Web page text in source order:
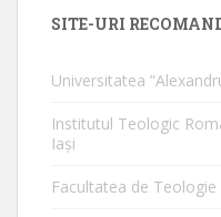
SITE-URI
Universitatea
Institutul Teologic
Iaşi
Facultatea de